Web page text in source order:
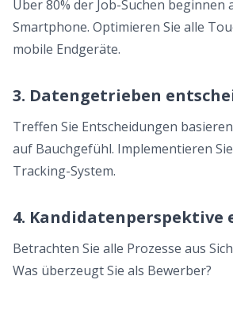
Über 80% der Job-Suchen beginnen
Smartphone. Optimieren Sie alle
mobile Endgeräte.
3. Datengetrieben
Treffen Sie Entscheidungen
auf Bauchgefühl. Implementieren
Tracking-System.
4. Kandidatenperspektive
Betrachten Sie alle Prozesse aus
Was überzeugt Sie als Bewerber?